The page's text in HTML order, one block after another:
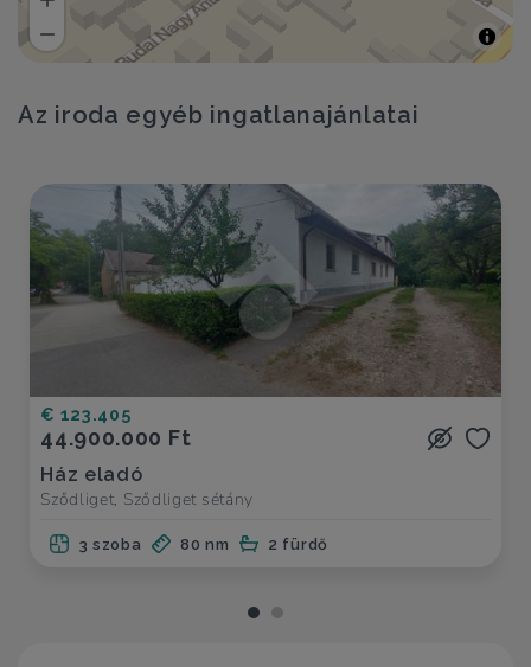
Az iroda egyéb ingatlanajánlatai
€ 123.405
44.900.000 Ft
Ház eladó
Sződliget, Sződliget sétány
3 szoba 80 nm 2 fürdő